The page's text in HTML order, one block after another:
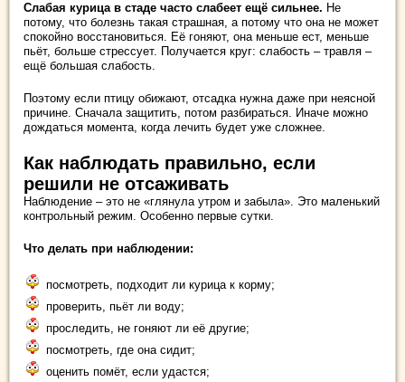
Слабая курица в стаде часто слабеет ещё сильнее. Не
потому, что болезнь такая страшная, а потому что она не может
спокойно восстановиться. Её гоняют, она меньше ест, меньше
пьёт, больше стрессует. Получается круг: слабость – травля –
ещё большая слабость.
Поэтому если птицу обижают, отсадка нужна даже при неясной
причине. Сначала защитить, потом разбираться. Иначе можно
дождаться момента, когда лечить будет уже сложнее.
Как наблюдать правильно, если
решили не отсаживать
Наблюдение – это не «глянула утром и забыла». Это маленький
контрольный режим. Особенно первые сутки.
Что делать при наблюдении:
посмотреть, подходит ли курица к корму;
проверить, пьёт ли воду;
проследить, не гоняют ли её другие;
посмотреть, где она сидит;
оценить помёт, если удастся;